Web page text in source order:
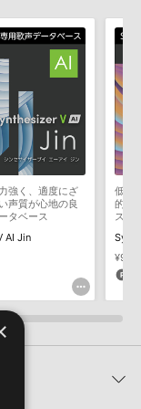
第四世代i5（i5-
タベース1つにつ
環境が必要です
ーザー様専用となって
必要がございます。
強く、適度にざ
声質が心地の良
タベース
AI Jin
低中
的な
ス